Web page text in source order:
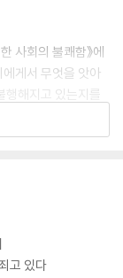
사회의 불쾌함》에
게서 무엇을 앗아
해지고 있는지를
간 즉시 큰 반향을
수여하는 ‘기노쿠니
인들은 무결점의
검열한다. 저자는
을 주요 키워드로,
고 있다